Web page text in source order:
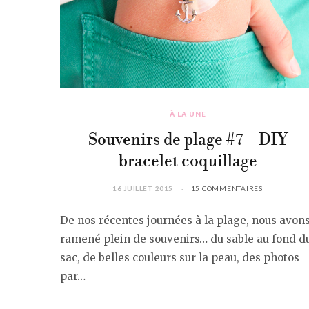
À LA UNE
Souvenirs de plage #7 – DIY
bracelet coquillage
16 JUILLET 2015 15 COMMENTAIRES
De nos récentes journées à la plage, nous
ramené plein de souvenirs… du sable au fond
sac, de belles couleurs sur la peau, des photos
par…